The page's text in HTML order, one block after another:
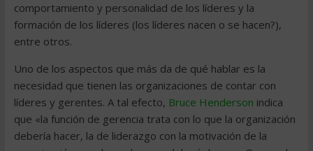
comportamiento y personalidad de los líderes y la
formación de los líderes (los líderes nacen o se hacen?),
entre otros.
Uno de los aspectos que más da de qué hablar es la
necesidad que tienen las organizaciones de contar con
líderes y gerentes. A tal efecto, Bruce Henderson indica
que «la función de gerencia trata con lo que la organización
debería hacer, la de liderazgo con la motivación de la